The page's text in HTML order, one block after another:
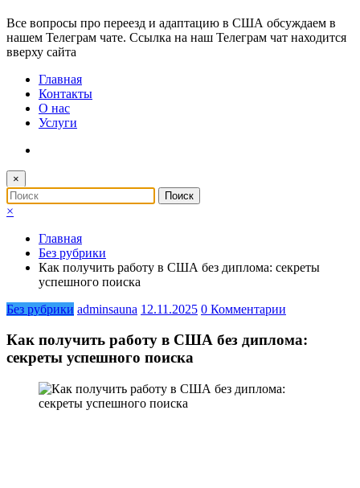
Все вопросы про переезд и адаптацию в США обсуждаем в
нашем Телеграм чате. Ссылка на наш Телеграм чат находится
вверху сайта
Главная
Контакты
О нас
Услуги
×
×
Главная
Без рубрики
Как получить работу в США без диплома: секреты
успешного поиска
Без рубрики adminsauna 12.11.2025 0 Комментарии
Как получить работу в США без диплома:
секреты успешного поиска